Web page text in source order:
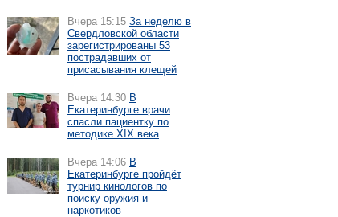
Вчера 15:15 За неделю в
Свердловской области
зарегистрированы 53
пострадавших от
присасывания клещей
Вчера 14:30 В
Екатеринбурге врачи
спасли пациентку по
методике XIX века
Вчера 14:06 В
Екатеринбурге пройдёт
турнир кинологов по
поиску оружия и
наркотиков